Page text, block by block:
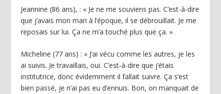
Jeannine (86 ans), : « Je ne me souviens pas. C’est-à-dire
que j’avais mon mari à l’époque, il se débrouillait. Je me
reposais sur lui. Ça ne m’a touché plus que ça. »
Micheline (77 ans) : « J’ai vécu comme les autres, je les
ai suivis. Je travaillais, oui. C’est-à-dire que j’étais
institutrice, donc évidemment il fallait suivre. Ça s’est
bien passé, je n’ai pas eu d’ennuis. Bon, on manquait de